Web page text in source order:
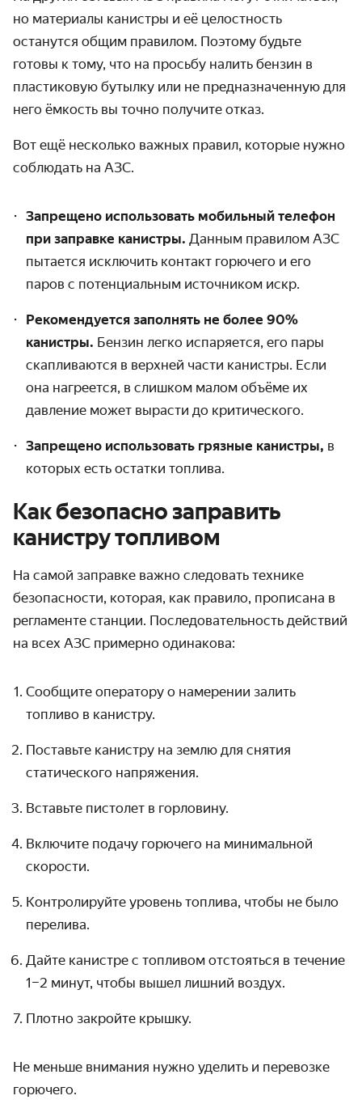
но материалы канистры и её целостность
останутся общим правилом. Поэтому будьте
готовы к тому, что на просьбу налить бензин в
пластиковую бутылку или не предназначенную для
него ёмкость вы точно получите отказ.
Вот ещё несколько важных правил, которые нужно
соблюдать на АЗС.
Запрещено использовать мобильный телефон
при заправке канистры. Данным правилом АЗС
пытается исключить контакт горючего и его
паров с потенциальным источником искр.
Рекомендуется заполнять не более 90%
канистры. Бензин легко испаряется, его пары
скапливаются в верхней части канистры. Если
она нагреется, в слишком малом объёме их
давление может вырасти до критического.
Запрещено использовать грязные канистры, в
которых есть остатки топлива.
Как безопасно заправить
канистру топливом
На самой заправке важно следовать технике
безопасности, которая, как правило, прописана в
регламенте станции. Последовательность действий
на всех АЗС примерно одинакова:
Сообщите оператору о намерении залить
топливо в канистру.
Поставьте канистру на землю для снятия
статического напряжения.
Вставьте пистолет в горловину.
Включите подачу горючего на минимальной
скорости.
Контролируйте уровень топлива, чтобы не было
перелива.
Дайте канистре с топливом отстояться в течение
1–2 минут, чтобы вышел лишний воздух.
Плотно закройте крышку.
Не меньше внимания нужно уделить и перевозке
горючего.